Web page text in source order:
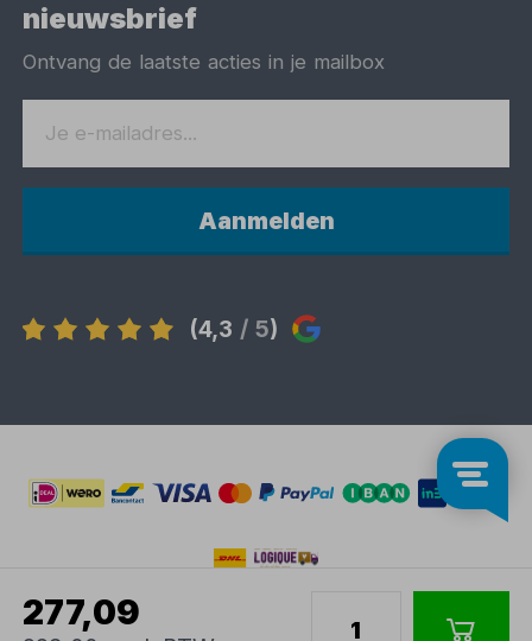
277,09
nieuwsbrief
Ontvang de laatste acties in je mailbox
Aanmelden
(4,3 / 5)